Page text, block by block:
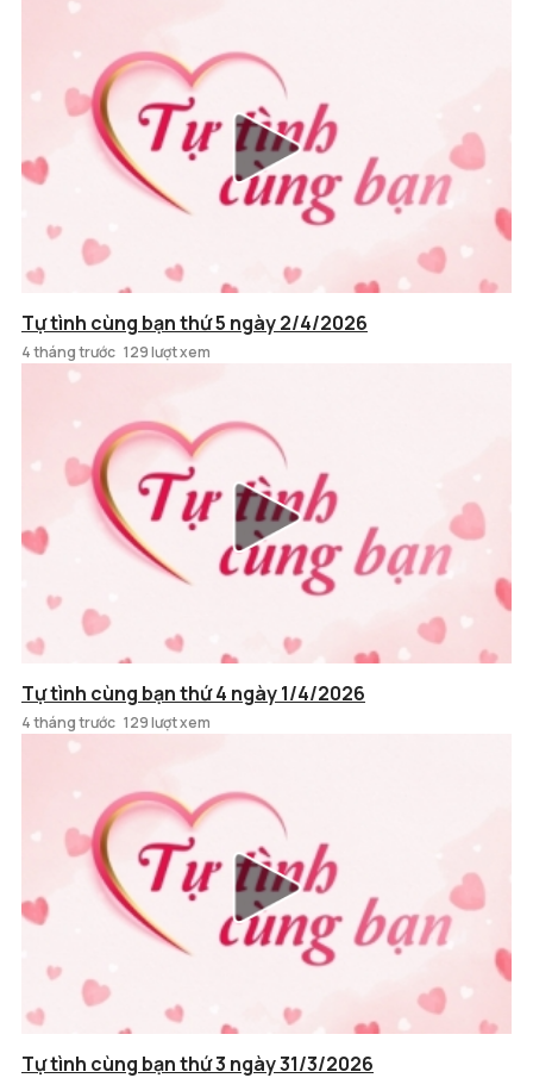
Tự tình cùng bạn thứ 5 ngày 2/4/2026
4 tháng trước 129 lượt xem
Tự tình cùng bạn thứ 4 ngày 1/4/2026
4 tháng trước 129 lượt xem
Tự tình cùng bạn thứ 3 ngày 31/3/2026